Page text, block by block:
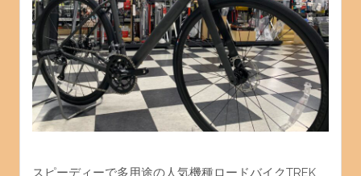
スピーディーで多用途の人気機種ロードバイクTREK